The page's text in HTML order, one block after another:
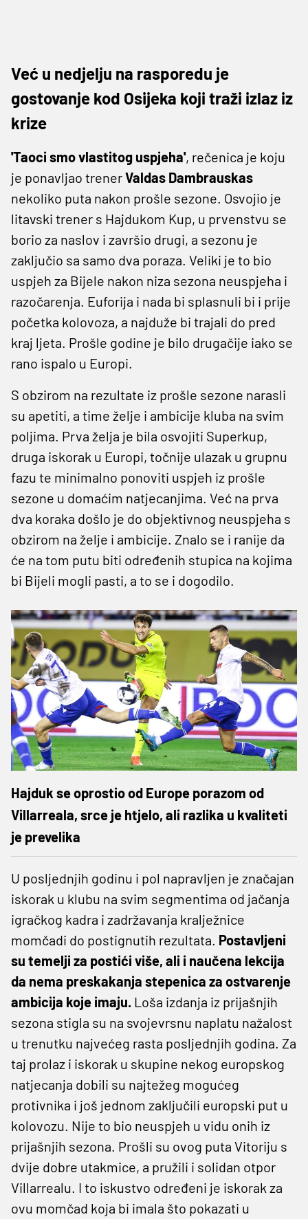
Već u nedjelju na rasporedu je
gostovanje kod Osijeka koji traži izlaz iz
krize
'Taoci smo vlastitog uspjeha', rečenica je koju
je ponavljao trenerValdas Dambrauskas
nekoliko puta nakon prošle sezone. Osvojio je
litavski trener s Hajdukom Kup, u prvenstvu se
borio za naslov i završio drugi, a sezonu je
zaključio sa samo dva poraza. Veliki je to bio
uspjeh za Bijele nakon niza sezona neuspjeha i
razočarenja. Euforija i nada bi splasnuli bi i prije
početka kolovoza, a najduže bi trajali do pred
kraj ljeta. Prošle godine je bilo drugačije iako se
rano ispalo u Europi.
S obzirom na rezultate iz prošle sezone narasli
su apetiti, a time želje i ambicije kluba na svim
poljima. Prva želja je bila osvojiti Superkup,
druga iskorak u Europi, točnije ulazak u grupnu
fazu te minimalno ponoviti uspjeh iz prošle
sezone u domaćim natjecanjima. Već na prva
dva koraka došlo je do objektivnog neuspjeha s
obzirom na želje i ambicije. Znalo se i ranije da
će na tom putu biti određenih stupica na kojima
bi Bijeli mogli pasti, a to se i dogodilo.
Hajduk se oprostio od Europe porazom od
Villarreala, srce je htjelo, ali razlika u kvaliteti
je prevelika
U posljednjih godinu i pol napravljen je značajan
iskorak u klubu na svim segmentima od jačanja
igračkog kadra i zadržavanja kralježnice
momčadi do postignutih rezultata. Postavljeni
su temelji za postići više, ali i naučena lekcija
da nema preskakanja stepenica za ostvarenje
ambicija koje imaju. Loša izdanja iz prijašnjih
sezona stigla su na svojevrsnu naplatu nažalost
u trenutku najvećeg rasta posljednjih godina. Za
taj prolaz i iskorak u skupine nekog europskog
natjecanja dobili su najtežeg mogućeg
protivnika i još jednom zaključili europski put u
kolovozu. Nije to bio neuspjeh u vidu onih iz
prijašnjih sezona. Prošli su ovog puta Vitoriju s
dvije dobre utakmice, a pružili i solidan otpor
Villarrealu. I to iskustvo određeni je iskorak za
ovu momčad koja bi imala što pokazati u